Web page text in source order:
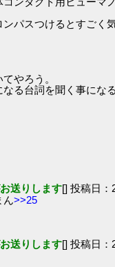
パスつけるとすごく
やろう。
る台詞を聞く事にな
送りします[] 投稿日：
ん>>25
送りします[] 投稿日：